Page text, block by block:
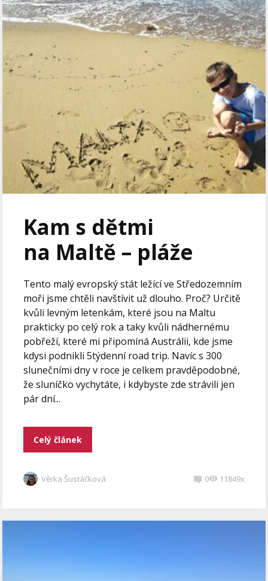
Kam s dětmi
na Maltě – pláže
Tento malý evropský stát ležící ve Středozemním
moři jsme chtěli navštívit už dlouho. Proč? Určitě
kvůli levným letenkám, které jsou na Maltu
prakticky po celý rok a taky kvůli nádhernému
pobřeží, které mi připomíná Austrálii, kde jsme
kdysi podnikli 5týdenní road trip. Navíc s 300
slunečními dny v roce je celkem pravděpodobné,
že sluníčko vychytáte, i kdybyste zde strávili jen
pár dní...
Celý článek
Věrka Šustáčková 0 11849x